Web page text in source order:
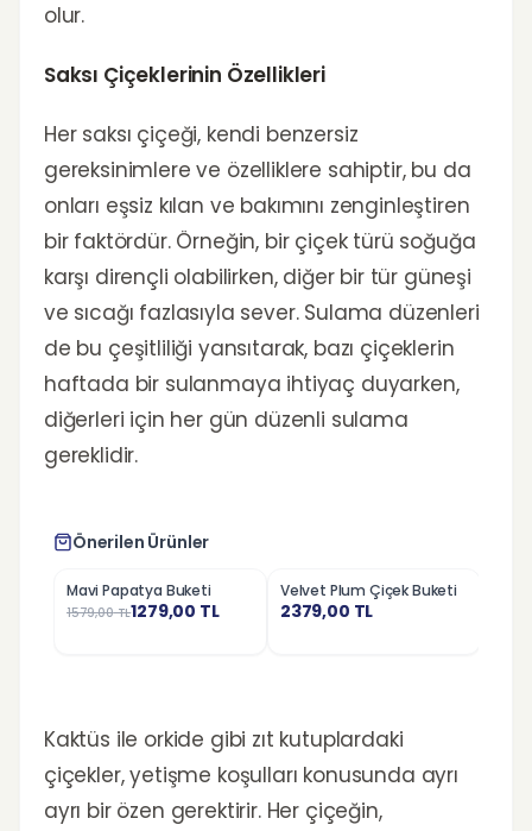
olur.
Saksı Çiçeklerinin Özellikleri
Her saksı çiçeği, kendi benzersiz
gereksinimlere ve özelliklere sahiptir, bu da
onları eşsiz kılan ve bakımını zenginleştiren
bir faktördür. Örneğin, bir çiçek türü soğuğa
karşı dirençli olabilirken, diğer bir tür güneşi
ve sıcağı fazlasıyla sever. Sulama düzenleri
de bu çeşitliliği yansıtarak, bazı çiçeklerin
haftada bir sulanmaya ihtiyaç duyarken,
diğerleri için her gün düzenli sulama
gereklidir.
Önerilen Ürünler
%19
Mavi Papatya Buketi
1579,00TL1279,00 TL
Velvet Plum Çiçek Buketi
2379,00 TL
Kaktüs ile orkide gibi zıt kutuplardaki
çiçekler, yetişme koşulları konusunda ayrı
ayrı bir özen gerektirir. Her çiçeğin,